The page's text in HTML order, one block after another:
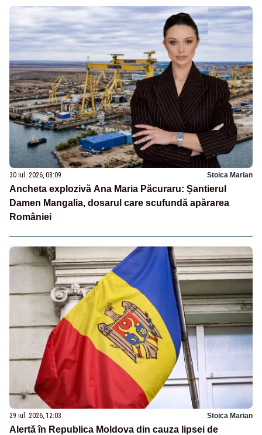
30 iul. 2026, 08:09 Stoica Marian
Ancheta explozivă Ana Maria Păcuraru: Șantierul
Damen Mangalia, dosarul care scufundă apărarea
României
29 iul. 2026, 12:03 Stoica Marian
Alertă în Republica Moldova din cauza lipsei de